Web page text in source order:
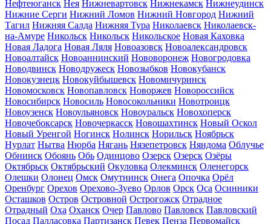
Нефтеюганск Нея Нижневартовск Нижнекамск Нижнеудинск
Нижние Серги Нижний Ломов Нижний Новгород Нижний
Тагил Нижняя Салда Нижняя Тура Николаевск Николаевск-
на-Амуре Никольск Никольск Никольское Новая Каховка
Новая Ладога Новая Ляля Новоазовск Новоалександровск
Новоалтайск Новоаннинский Нововоронеж Новогродовка
Новодвинск Новодружеск Новозыбков Новокубанск
Новокузнецк Новокуйбышевск Новомичуринск
Новомосковск Новопавловск Новоржев Новороссийск
Новосибирск Новосиль Новосокольники Новотроицк
Новоузенск Новоульяновск Новоуральск Новохоперск
Новочебоксарск Новочеркасск Новошахтинск Новый Оскол
Новый Уренгой Ногинск Нолинск Норильск Ноябрьск
Нурлат Нытва Нюрба Нягань Нязепетровск Няндома Облучье
Обнинск Обоянь Обь Одинцово Озерск Озерск Озёры
Октябрьск Октябрьский Окуловка Олекминск Оленегорск
Олешки Олонец Омск Омутнинск Онега Опочка Орёл
Оренбург Орехов Орехово-Зуево Орлов Орск Оса Осинники
Осташков Остров Островной Острогожск Отрадное
Отрадный Оха Оханск Очер Павлово Павловск Павловский
Посад Палласовка Партизанск Певек Пенза Первомайск